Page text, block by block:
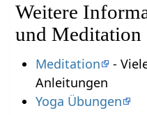
Weitere
und Meditation
Meditation
-
Anleitungen
Yoga Übungen